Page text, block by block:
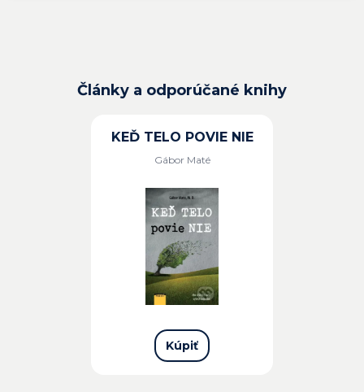
Články a odporúčané knihy
KEĎ TELO POVIE NIE
Gábor Maté
Kúpiť